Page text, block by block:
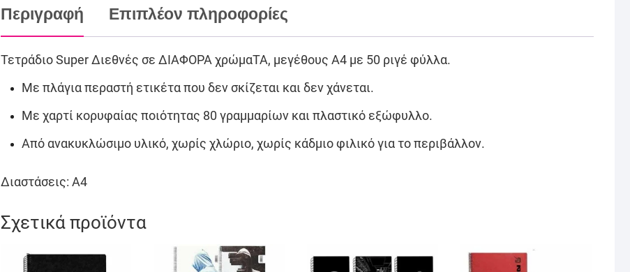
Περιγραφή Επιπλέον πληροφορίες
Τετράδιο Super Διεθνές σε ΔΙΑΦΟΡΑ χρώμαΤΑ, μεγέθους Α4 με 50 ριγέ φύλλα.
Με πλάγια περαστή ετικέτα που δεν σκίζεται και δεν χάνεται.
Με χαρτί κορυφαίας ποιότητας 80 γραμμαρίων και πλαστικό εξώφυλλο.
Από ανακυκλώσιμο υλικό, χωρίς χλώριο, χωρίς κάδμιο φιλικό για το περιβάλλον.
Διαστάσεις: Α4
Σχετικά προϊόντα